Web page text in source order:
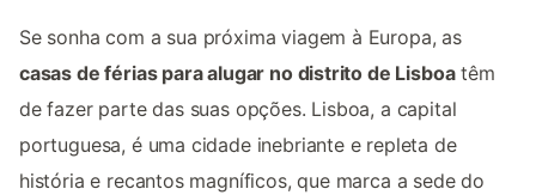
Se sonha com a sua próxima viagem à Europa, as
casas de férias para alugar no distrito de Lisboatêm
de fazer parte das suas opções. Lisboa, a capital
portuguesa, é uma cidade inebriante e repleta de
história e recantos magníficos, que marca a sede do